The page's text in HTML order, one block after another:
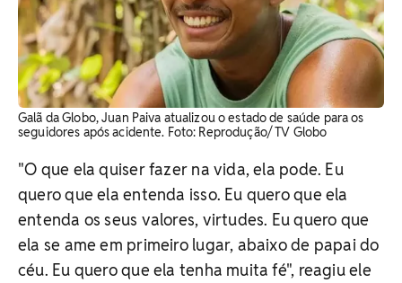
Galã da Globo, Juan Paiva atualizou o estado de saúde para os
seguidores após acidente. Foto: Reprodução/ TV Globo
"O que ela quiser fazer na vida, ela pode. Eu
quero que ela entenda isso. Eu quero que ela
entenda os seus valores, virtudes. Eu quero que
ela se ame em primeiro lugar, abaixo de papai do
céu. Eu quero que ela tenha muita fé", reagiu ele